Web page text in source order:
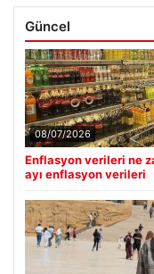
Güncel
08/07/2026
Enflasyon verileri ne
ayı enflasyon verileri